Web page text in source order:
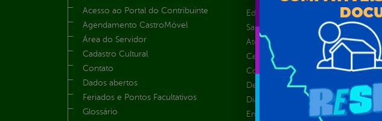
Acesso ao Portal do Contribuinte
Agendamento CastroMóvel
Área do Servidor
Cadastro Cultural
Contato
Dados abertos
Feriados e Pontos Facultativos
Glossário
Educação
Saúde
Atos normativos
Central de Dúvidas
Convênios e Transferências
Despesas
Diárias
Emendas parlamentares